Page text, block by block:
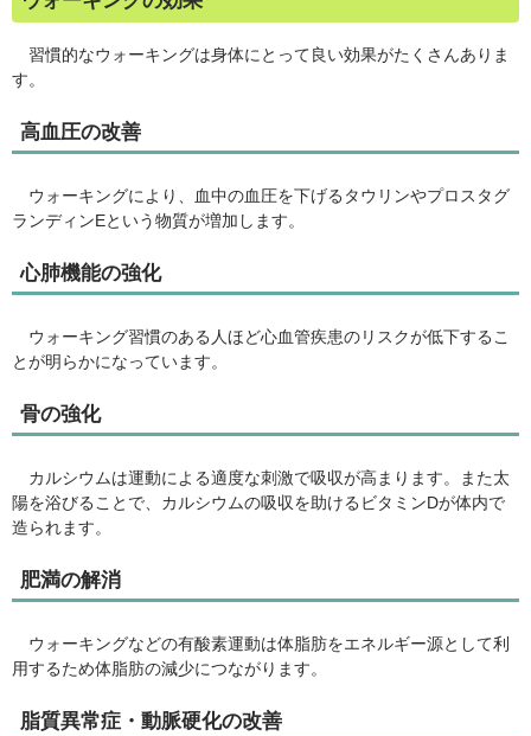
習慣的なウォーキングは身体にとって良い効果がたくさんありま
す。
高血圧の改善
ウォーキングにより、血中の血圧を下げるタウリンやプロスタグ
ランディンEという物質が増加します。
心肺機能の強化
ウォーキング習慣のある人ほど心血管疾患のリスクが低下するこ
とが明らかになっています。
骨の強化
カルシウムは運動による適度な刺激で吸収が高まります。また太
陽を浴びることで、カルシウムの吸収を助けるビタミンDが体内で
造られます。
肥満の解消
ウォーキングなどの有酸素運動は体脂肪をエネルギー源として利
用するため体脂肪の減少につながります。
脂質異常症・動脈硬化の改善